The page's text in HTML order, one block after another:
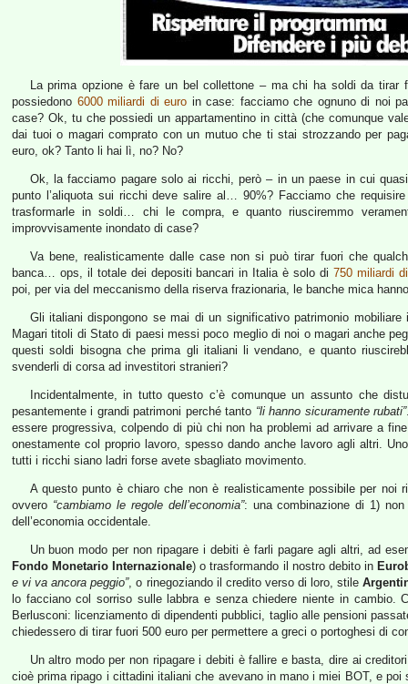
La prima opzione è fare un bel collettone – ma chi ha soldi da tirar
possiedono 6000 miliardi di euro in case: facciamo che ognuno di noi
case? Ok, tu che possiedi un appartamentino in città (che comunque
dai tuoi o magari comprato con un mutuo che ti stai strozzando per
euro, ok? Tanto li hai lì, no? No?
Ok, la facciamo pagare solo ai ricchi, però – in un paese in cui
punto l’aliquota sui ricchi deve salire al… 90%? Facciamo che
trasformarle in soldi… chi le compra, e quanto riusciremmo
improvvisamente inondato di case?
Va bene, realisticamente dalle case non si può tirar fuori che
banca… ops, il totale dei depositi bancari in Italia è solo di 750 miliardi
poi, per via del meccanismo della riserva frazionaria, le banche mica
Gli italiani dispongono se mai di un significativo patrimonio
Magari titoli di Stato di paesi messi poco meglio di noi o magari anche
questi soldi bisogna che prima gli italiani li vendano, e quanto
svenderli di corsa ad investitori stranieri?
Incidentalmente, in tutto questo c’è comunque un assunto che
pesantemente i grandi patrimoni perché tanto “li hanno sicuramente rubati”
essere progressiva, colpendo di più chi non ha problemi ad arrivare a
onestamente col proprio lavoro, spesso dando anche lavoro agli altri.
tutti i ricchi siano ladri forse avete sbagliato movimento.
A questo punto è chiaro che non è realisticamente possibile per noi
ovvero “cambiamo le regole dell’economia”: una combinazione di 1)
dell’economia occidentale.
Un buon modo per non ripagare i debiti è farli pagare agli altri, ad
Fondo Monetario Internazionale) o trasformando il nostro debito in
e vi va ancora peggio”, o rinegoziando il credito verso di loro, stile
lo facciano col sorriso sulle labbra e senza chiedere niente in cambio.
Berlusconi: licenziamento di dipendenti pubblici, taglio alle pensioni
chiedessero di tirar fuori 500 euro per permettere a greci o portoghesi di
Un altro modo per non ripagare i debiti è fallire e basta, dire ai
cioè prima ripago i cittadini italiani che avevano in mano i miei BOT, e